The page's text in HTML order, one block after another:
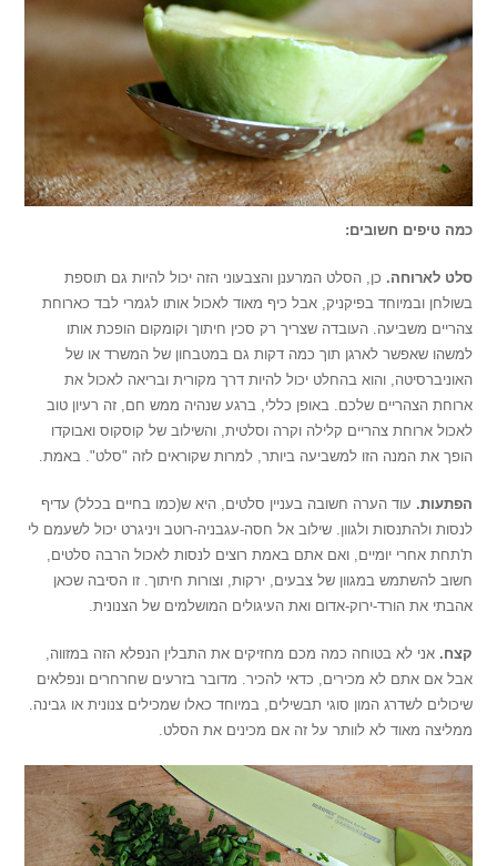
כמה טיפים חשובים:
סלט לארוחה. כן, הסלט המרענן והצבעוני הזה יכול להיות גם תוספת
בשולחן ובמיוחד בפיקניק, אבל כיף מאוד לאכול אותו לגמרי לבד כארוחת
צהריים משביעה. העובדה שצריך רק סכין חיתוך וקומקום הופכת אותו
למשהו שאפשר לארגן תוך כמה דקות גם במטבחון של המשרד או של
האוניברסיטה, והוא בהחלט יכול להיות דרך מקורית ובריאה לאכול את
ארוחת הצהריים שלכם. באופן כללי, ברגע שנהיה ממש חם, זה רעיון טוב
לאכול ארוחת צהריים קלילה וקרה וסלטית, והשילוב של קוסקוס ואבוקדו
הופך את המנה הזו למשביעה ביותר, למרות שקוראים לזה "סלט". באמת.
הפתעות. עוד הערה חשובה בעניין סלטים, היא ש(כמו בחיים בכלל) עדיף
לנסות ולהתנסות ולגוון. שילוב אל חסה-עגבניה-רוטב ויניגרט יכול לשעמם לי
ת'תחת אחרי יומיים, ואם אתם באמת רוצים לנסות לאכול הרבה סלטים,
חשוב להשתמש במגוון של צבעים, ירקות, וצורות חיתוך. זו הסיבה שכאן
אהבתי את הורד-ירוק-אדום ואת העיגולים המושלמים של הצנונית.
קצח.אני לא בטוחה כמה מכם מחזיקים את התבלין הנפלא הזה במזווה,
אבל אם אתם לא מכירים, כדאי להכיר. מדובר בזרעים שחרחרים ונפלאים
שיכולים לשדרג המון סוגי תבשילים, במיוחד כאלו שמכילים צנונית או גבינה.
ממליצה מאוד לא לוותר על זה אם מכינים את הסלט.